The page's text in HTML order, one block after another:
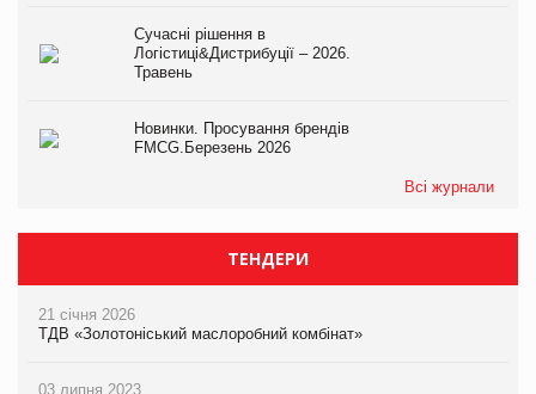
Сучасні рішення в
Логістиці&Дистрибуції – 2026.
Травень
Новинки. Просування брендів
FMCG.Березень 2026
Всі журнали
ТЕНДЕРИ
21 січня 2026
ТДВ «Золотоніський маслоробний комбінат»
03 липня 2023